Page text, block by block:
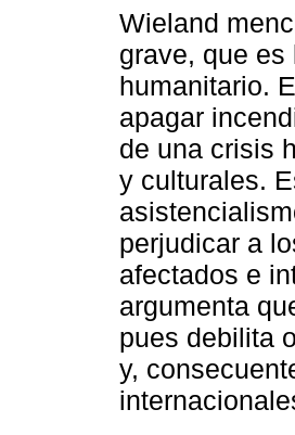
Wieland
grave, que
humanitario.
apagar
de una crisis
y culturales.
perjudicar a
afectados e
argumenta
pues debilita
y,